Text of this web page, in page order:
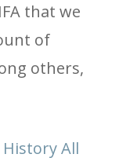
that we
of
others,
All